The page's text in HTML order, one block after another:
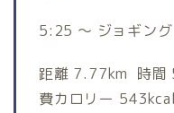
5:25 〜 ジョギング
距離 7.77km 時
費カロリー 543kcal